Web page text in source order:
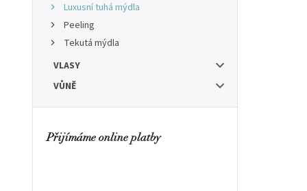
Luxusní tuhá mýdla
Peeling
Tekutá mýdla
VLASY
VŮNĚ
Přijímáme online platby